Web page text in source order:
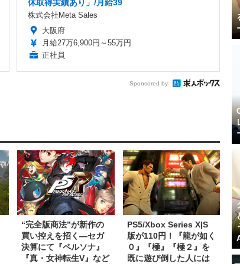
休取得実績あり」/月給39
株式会社Meta Sales
大阪府
月給27万6,900円～55万円
正社員
Sponsored by
“完全版商法”が新作の
買い控えを招く―セガ
決算にて『ペルソナ』
『真・女神転生V』など
PS5/Xbox Series X|S
版が110円！『龍が如く
０』『極』『極２』を
既に遊び倒した人には